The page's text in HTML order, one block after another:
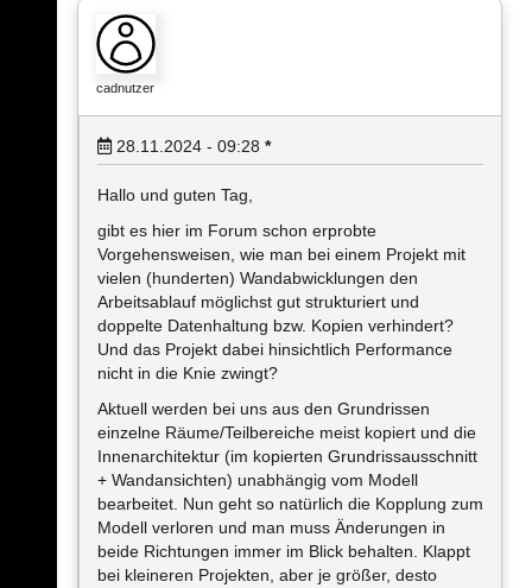
cadnutzer
28.11.2024 - 09:28 *
Hallo und guten Tag,
gibt es hier im Forum schon erprobte
Vorgehensweisen, wie man bei einem Projekt mit
vielen (hunderten) Wandabwicklungen den
Arbeitsablauf möglichst gut strukturiert und
doppelte Datenhaltung bzw. Kopien verhindert?
Und das Projekt dabei hinsichtlich Performance
nicht in die Knie zwingt?
Aktuell werden bei uns aus den Grundrissen
einzelne Räume/Teilbereiche meist kopiert und die
Innenarchitektur (im kopierten Grundrissausschnitt
+ Wandansichten) unabhängig vom Modell
bearbeitet. Nun geht so natürlich die Kopplung zum
Modell verloren und man muss Änderungen in
beide Richtungen immer im Blick behalten. Klappt
bei kleineren Projekten, aber je größer, desto